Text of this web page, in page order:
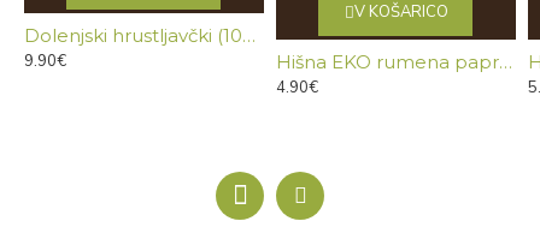
Dolenjski hrustljavčki (1060 g)
9.90€ Hišna EKO rumena paprika s korenčkom (400 g)
4.90€
V KOŠARICO